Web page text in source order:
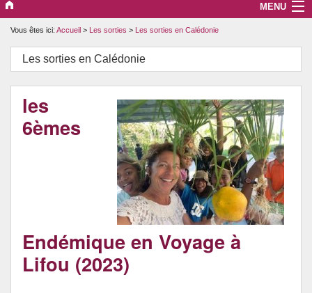
MENU
Le collège
Pédagogie
Péri-éducatif
DNB/CFG
Environnement
Vous êtes ici: Accueil > Les sorties > Les sorties en Calédonie
Les sorties en Calédonie
les
6èmes
Endémique en Voyage à
Lifou (2023)